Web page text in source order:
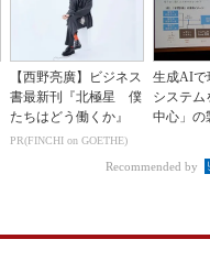
【西野亮廣】ビジネス
書最新刊『北極星 僕
たちはどう働くか』
PR(FINCHI on GOETHE)
生成AIで
システ
中心」の
Recommended by